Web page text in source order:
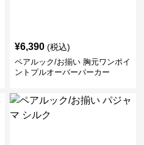
¥6,390 (税込)
ペアルック/お揃い 胸元ワンポイ
ントプルオーバーパーカー